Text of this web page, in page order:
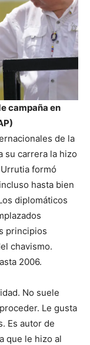
campaña en
de la
su carrera la hizo
formó
hasta bien
diplomáticos
principios
chavismo.
2006.
No suele
Le gusta
Es autor de
que le hizo al